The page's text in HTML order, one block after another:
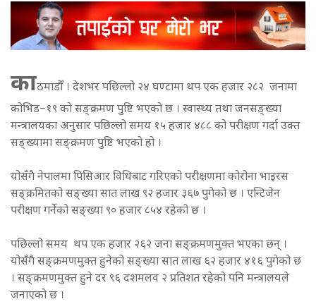
काठमाडौँ । देशभर पछिल्लो २४ घण्टामा थप एक हजार २८२ जनामा
कोभिड–१९ को सङ्क्रमण पुष्टि भएको छ । स्वास्थ्य तथा जनसङ्ख्या
मन्त्रालयका अनुसार पछिल्लो समय १५ हजार ४८८ को परीक्षण गर्दा उक्त
सङ्ख्यामा सङ्क्रमण पुष्टि भएको हो ।
योसँगै नेपालमा पिसिआर विधिबाट गरिएको परीक्षणमा कोरोना भाइरस
सङ्क्रमितको सङ्ख्या सात लाख ९२ हजार ३६७ पुगेको छ । एन्टिजेन
परीक्षण गर्नेको सङ्ख्या ९० हजार ८५४ रहेको छ ।
पछिल्लो समय थप एक हजार २६२ जना सङ्क्रमणमुक्त भएका छन् ।
योसँगै सङ्क्रमणमुक्त हुनेको सङ्ख्या सात लाख ६२ हजार ४१६ पुगेको छ
। सङ्क्रमणमुक्त हुने दर ९६ दशमलव २ प्रतिशत रहेको पनि मन्त्रालयले
जनाएको छ ।